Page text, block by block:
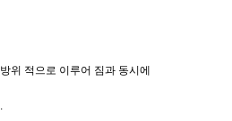
위 적으로 이루어 짐과 동시에